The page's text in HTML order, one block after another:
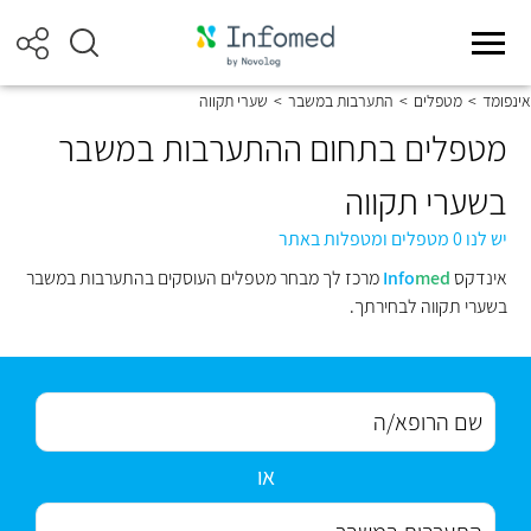
אינפומד > מטפלים > התערבות במשבר > שערי תקווה
מטפלים בתחום ההתערבות במשבר
בשערי תקווה
יש לנו 0 מטפלים ומטפלות באתר
אינדקס
Infomed
מרכז לך מבחר מטפלים העוסקים בהתערבות במשבר
בשערי תקווה לבחירתך.
או